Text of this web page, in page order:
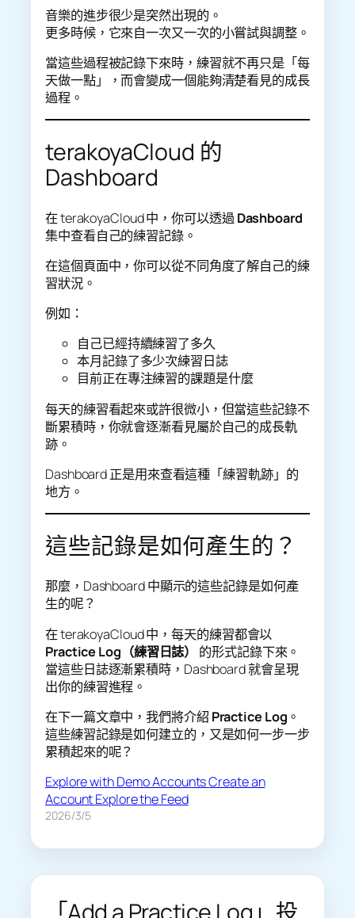
音樂的進步很少是突然出現的。
更多時候，它來自一次又一次的小嘗試與調整。
當這些過程被記錄下來時，練習就不再只是「每
天做一點」，而會變成一個能夠清楚看見的成長
過程。
terakoyaCloud 的
Dashboard
在 terakoyaCloud 中，你可以透過Dashboard
集中查看自己的練習記錄。
在這個頁面中，你可以從不同角度了解自己的練
習狀況。
例如：
自己已經持續練習了多久
本月記錄了多少次練習日誌
目前正在專注練習的課題是什麼
每天的練習看起來或許很微小，但當這些記錄不
斷累積時，你就會逐漸看見屬於自己的成長軌
跡。
Dashboard 正是用來查看這種「練習軌跡」的
地方。
這些記錄是如何產生的？
那麼，Dashboard 中顯示的這些記錄是如何產
生的呢？
在 terakoyaCloud 中，每天的練習都會以
Practice Log（練習日誌）
的形式記錄下來。
當這些日誌逐漸累積時，Dashboard 就會呈現
出你的練習進程。
在下一篇文章中，我們將介紹 Practice Log 。
這些練習記錄是如何建立的，又是如何一步一步
累積起來的呢？
Explore with Demo AccountsCreate an
AccountExplore the Feed
2026/3/5